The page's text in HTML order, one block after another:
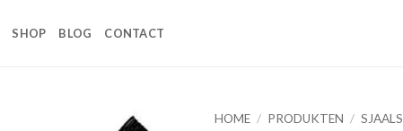
SHOP BLOG CONTACT
HOME / PRODUKTEN / SJAALS